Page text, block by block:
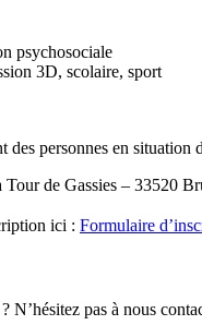
psychosociale
3D, scolaire, sport
personnes en situation
de Gassies – 33520
ici : Formulaire
pas à nous